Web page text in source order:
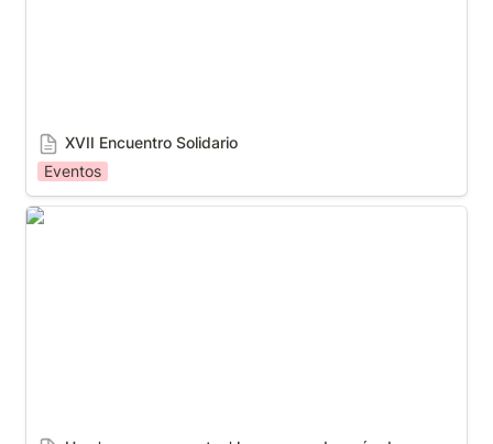
XVII Encuentro Solidario
Eventos
Una 'carrera en azotea' logra recaudar más de